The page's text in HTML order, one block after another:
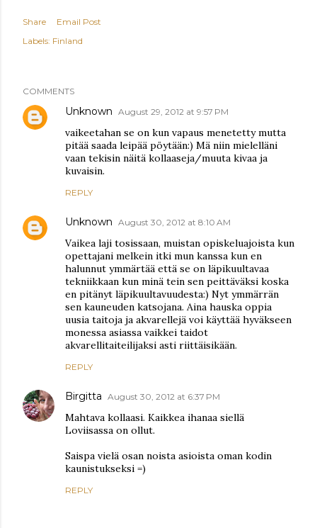
Share
Email Post
Labels: Finland
COMMENTS
Unknown August 29, 2012 at 9:57 PM
vaikeetahan se on kun vapaus menetetty mutta
pitää saada leipää pöytään:) Mä niin mielelläni
vaan tekisin näitä kollaaseja/muuta kivaa ja
kuvaisin.
REPLY
Unknown August 30, 2012 at 8:10 AM
Vaikea laji tosissaan, muistan opiskeluajoista kun
opettajani melkein itki mun kanssa kun en
halunnut ymmärtää että se on läpikuultavaa
tekniikkaan kun minä tein sen peittäväksi koska
en pitänyt läpikuultavuudesta:) Nyt ymmärrän
sen kauneuden katsojana. Aina hauska oppia
uusia taitoja ja akvarellejä voi käyttää hyväkseen
monessa asiassa vaikkei taidot
akvarellitaiteilijaksi asti riittäisikään.
REPLY
Birgitta August 30, 2012 at 6:37 PM
Mahtava kollaasi. Kaikkea ihanaa siellä
Loviisassa on ollut.
Saispa vielä osan noista asioista oman kodin
kaunistukseksi =)
REPLY